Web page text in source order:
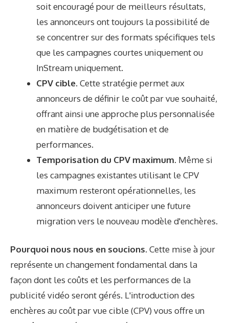
soit encouragé pour de meilleurs résultats,
les annonceurs ont toujours la possibilité de
se concentrer sur des formats spécifiques tels
que les campagnes courtes uniquement ou
InStream uniquement.
CPV cible. Cette stratégie permet aux
annonceurs de définir le coût par vue souhaité,
offrant ainsi une approche plus personnalisée
en matière de budgétisation et de
performances.
Temporisation du CPV maximum. Même si
les campagnes existantes utilisant le CPV
maximum resteront opérationnelles, les
annonceurs doivent anticiper une future
migration vers le nouveau modèle d'enchères.
Pourquoi nous nous en soucions. Cette mise à jour
représente un changement fondamental dans la
façon dont les coûts et les performances de la
publicité vidéo seront gérés. L'introduction des
enchères au coût par vue cible (CPV) vous offre un